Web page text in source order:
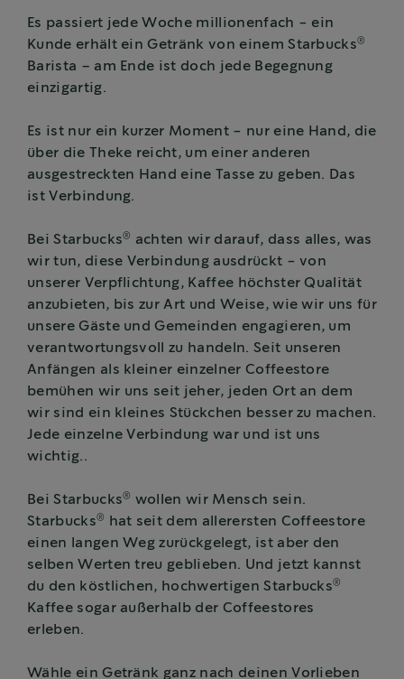
Es passiert jede Woche millionenfach - ein
Kunde erhält ein Getränk von einem Starbucks®
Barista – am Ende ist doch jede Begegnung
einzigartig.
Es ist nur ein kurzer Moment - nur eine Hand, die
über die Theke reicht, um einer anderen
ausgestreckten Hand eine Tasse zu geben. Das
ist Verbindung.
Bei Starbucks®
achten wir darauf, dass alles, was
wir tun, diese Verbindung ausdrückt - von
unserer Verpflichtung, Kaffee höchster Qualität
anzubieten, bis zur Art und Weise, wie wir uns für
unsere Gäste und Gemeinden engagieren, um
verantwortungsvoll zu handeln. Seit unseren
Anfängen als kleiner einzelner Coffeestore
bemühen wir uns seit jeher, jeden Ort an dem
wir sind ein kleines Stückchen besser zu machen.
Jede einzelne Verbindung war und ist uns
wichtig..
Bei Starbucks® wollen wir Mensch sein.
Starbucks®
hat seit dem allerersten Coffeestore
einen langen Weg zurückgelegt, ist aber den
selben Werten treu geblieben. Und jetzt kannst
du den köstlichen, hochwertigen Starbucks®
Kaffee sogar außerhalb der Coffeestores
erleben.
Wähle ein Getränk ganz nach deinen Vorlieben